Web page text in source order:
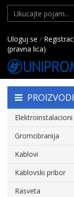
Uloguj se /
(pravna lica)
PROIZVODI
Gromobranija
Kablovi
Kablovski pribor
Rasveta